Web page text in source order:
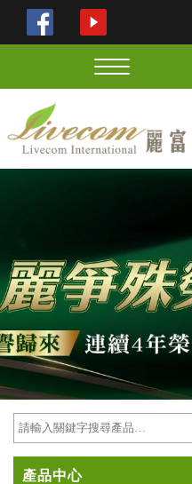
產品中心